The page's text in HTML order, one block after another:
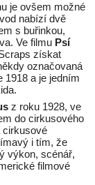
je ovšem možné
nabízí dvě
s buřinkou,
Ve filmu Psí
získat
označovaná
1918 a je jedním
z roku 1928, ve
do cirkusového
cirkusové
i tím, že
výkon, scénář,
filmové